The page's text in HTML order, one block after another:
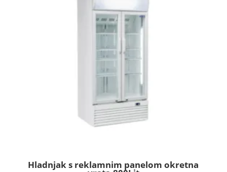
Hladnjak s reklamnim panelom okretna